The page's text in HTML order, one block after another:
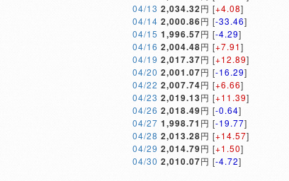
04/13 2,034.32円 [+4.08]
04/14 2,000.86円 [-33.46]
04/15 1,996.57円 [-4.29]
04/16 2,004.48円 [+7.91]
04/19 2,017.37円 [+12.89]
04/20 2,001.07円 [-16.29]
04/22 2,007.74円 [+6.66]
04/23 2,019.13円 [+11.39]
04/26 2,018.49円 [-0.64]
04/27 1,998.71 円 [-19.77]
04/28 2,013.28円 [+14.57]
04/29 2,014.79円 [+1.50]
04/30 2,010.07円 [-4.72]